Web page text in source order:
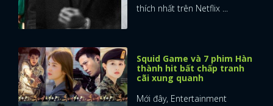
thích nhất trên Netflix ...
Squid Game và 7 phim Hàn
thành hit bất chấp tranh
cãi xung quanh
Mới đây, Entertainment